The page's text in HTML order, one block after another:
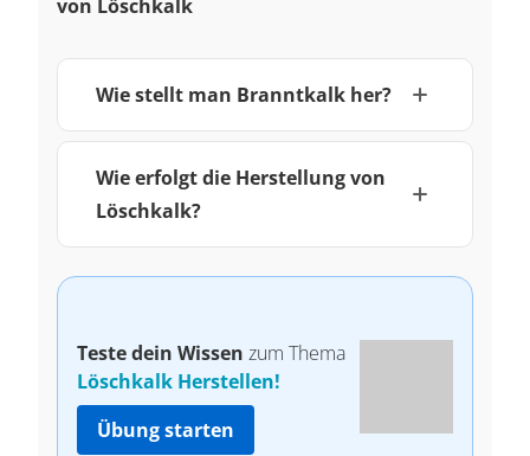
von Löschkalk
Wie stellt man Branntkalk her?
Wie erfolgt die Herstellung von
Löschkalk?
Teste dein Wissen zum Thema
Löschkalk Herstellen!
Übung starten